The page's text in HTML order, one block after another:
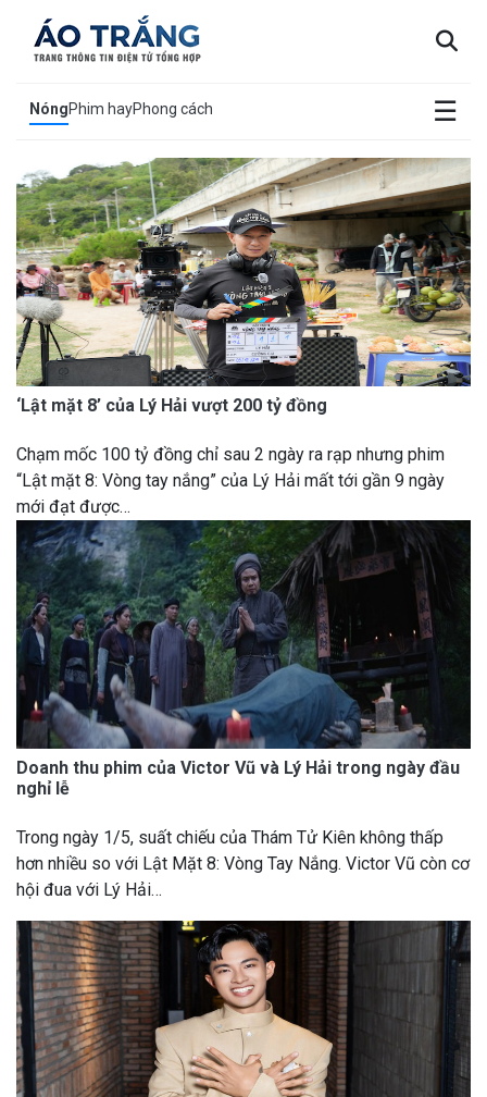
NóngPhim hayPhong cách ☰
×
‘Lật mặt 8’ của Lý Hải vượt 200 tỷ đồng
Chạm mốc 100 tỷ đồng chỉ sau 2 ngày ra rạp nhưng phim
“Lật mặt 8: Vòng tay nắng” của Lý Hải mất tới gần 9 ngày
mới đạt được…
Doanh thu phim của Victor Vũ và Lý Hải trong ngày đầu
nghỉ lễ
Trong ngày 1/5, suất chiếu của Thám Tử Kiên không thấp
hơn nhiều so với Lật Mặt 8: Vòng Tay Nắng. Victor Vũ còn cơ
hội đua với Lý Hải…